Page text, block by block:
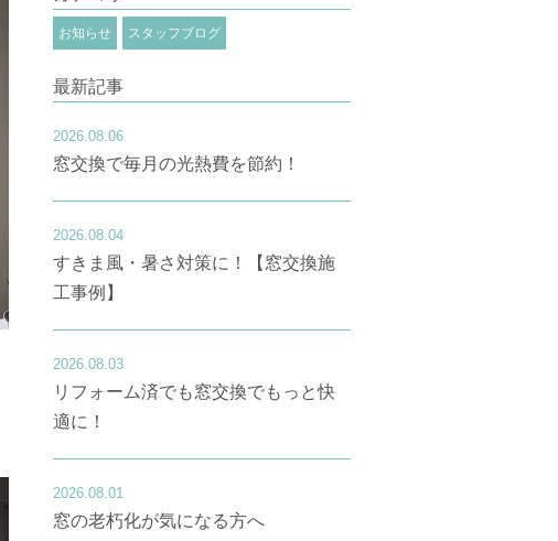
お知らせ スタッフブログ
最新記事
2026.08.06
窓交換で毎月の光熱費を節約！
2026.08.04
すきま風・暑さ対策に！【窓交換施
工事例】
2026.08.03
リフォーム済でも窓交換でもっと快
適に！
2026.08.01
窓の老朽化が気になる方へ